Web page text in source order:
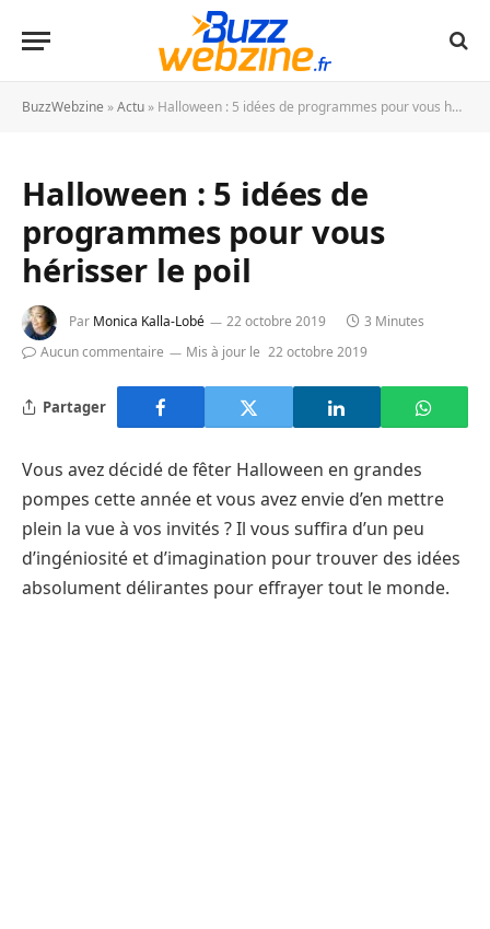
BuzzWebzine »Actu » Halloween : 5 idées de programmes pour vous hérisser le poil
Halloween : 5 idées de
programmes pour vous
hérisser le poil
Par Monica Kalla-Lobé 22 octobre 2019
3 Minutes
Aucun commentaire
Mis à jour le 22 octobre 2019
Partager
Vous avez décidé de fêter Halloween en grandes
pompes cette année et vous avez envie d’en mettre
plein la vue à vos invités ? Il vous suffira d’un peu
d’ingéniosité et d’imagination pour trouver des idées
absolument délirantes pour effrayer tout le monde.